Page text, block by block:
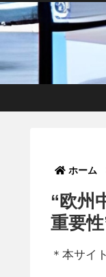
ホーム
“欧州
重要性
＊本サイ